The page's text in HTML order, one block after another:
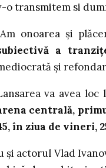
o transmitem si
onoarea şi
a
şi
va avea loc
centrală,
în ziua de vineri,
şi actorul Vlad